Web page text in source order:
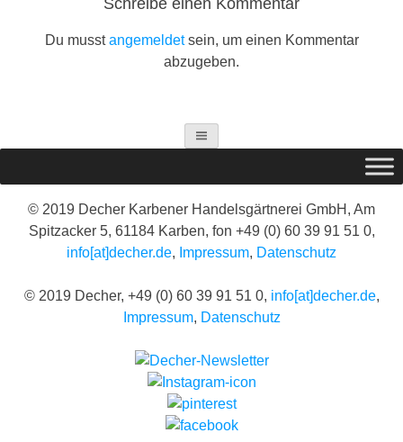
Schreibe einen Kommentar
Du musstangemeldetsein, um einen Kommentar
abzugeben.
© 2019 Decher Karbener Handelsgärtnerei GmbH, Am
Spitzacker 5, 61184 Karben, fon +49 (0) 60 39 91 51 0,
info[at]decher.de, Impressum, Datenschutz
© 2019 Decher, +49 (0) 60 39 91 51 0, info[at]decher.de,
Impressum, Datenschutz